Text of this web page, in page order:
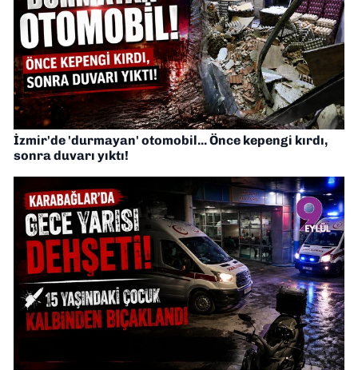
İzmir'de 'durmayan' otomobil... Önce kepengi kırdı,
sonra duvarı yıktı!